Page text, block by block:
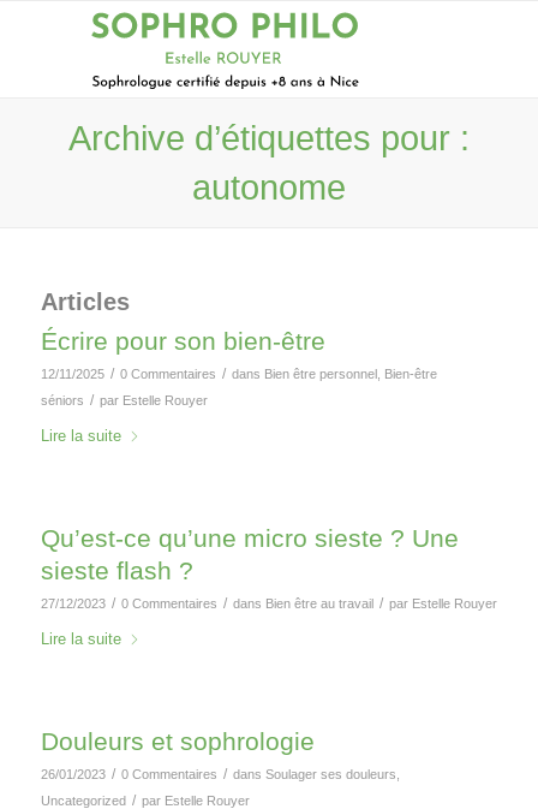
Archive d’étiquettes pour :
autonome
Articles
Écrire pour son bien-être
12/11/2025 / 0 Commentaires / dans Bien être personnel, Bien-être
séniors / par Estelle Rouyer
Lire la suite
Qu’est-ce qu’une micro sieste ? Une
sieste flash ?
27/12/2023 / 0 Commentaires / dans Bien être au travail / par Estelle Rouyer
Lire la suite
Douleurs et sophrologie
26/01/2023 / 0 Commentaires / dans Soulager ses douleurs
Uncategorized / par Estelle Rouyer